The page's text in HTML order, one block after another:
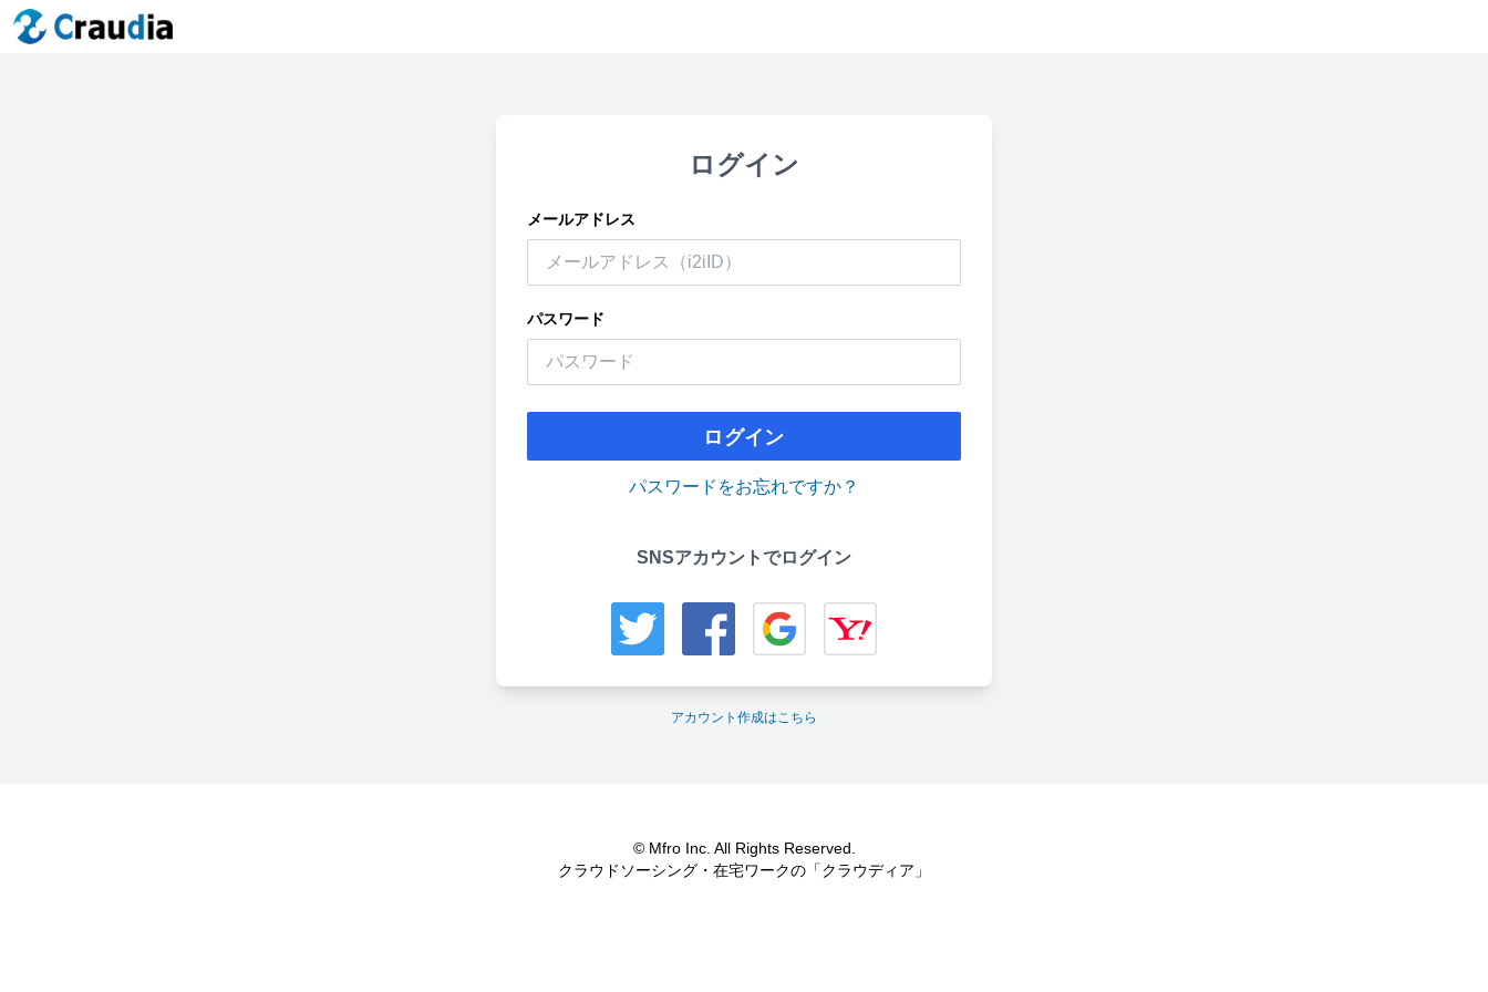
ログイン
メールアドレス
パスワード
ログイン
パスワードをお忘れですか？
SNSアカウントでログイン
アカウント作成はこちら
© Mfro Inc. All Rights Reserved.
クラウドソーシング・在宅ワークの「クラウディア」